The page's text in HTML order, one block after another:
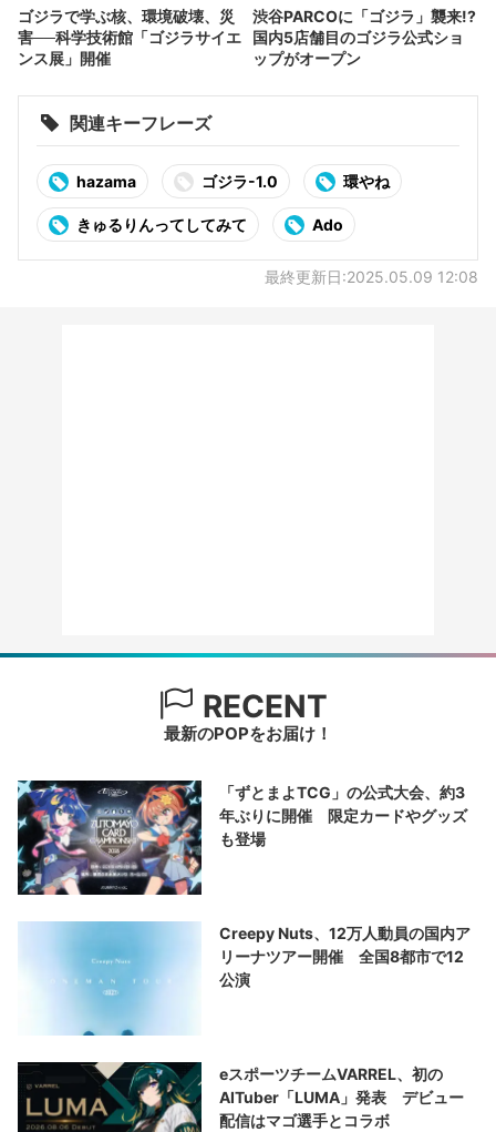
ゴジラで学ぶ核、環境破壊、災
害──科学技術館「ゴジラサイエ
ンス展」開催
渋谷PARCOに「ゴジラ」襲来!?
国内5店舗目のゴジラ公式ショ
ップがオープン
関連キーフレーズ
hazama ゴジラ-1.0 環やね
きゅるりんってしてみて Ado
最終更新日:2025.05.09 12:08
RECENT
最新のPOPをお届け！
「ずとまよTCG」の公式大会、約3
年ぶりに開催 限定カードやグッズ
も登場
Creepy Nuts、12万人動員の国内ア
リーナツアー開催 全国8都市で12
公演
eスポーツチームVARREL、初の
AITuber「LUMA」発表 デビュー
配信はマゴ選手とコラボ